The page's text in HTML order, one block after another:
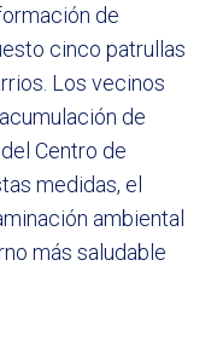
de
cinco patrullas
Los vecinos
de
Centro de
medidas, el
ambiental
más saludable